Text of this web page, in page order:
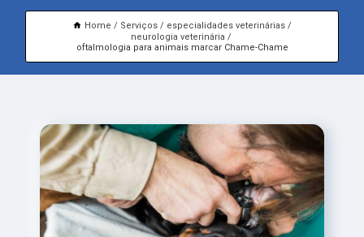
Home Serviços
especialidades veterinárias
neurologia veterinária
oftalmologia para animais marcar Chame-Chame